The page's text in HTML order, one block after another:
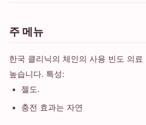
주 메뉴
한국 클리닉의 체인의 사용 빈도 의료
높습니다. 특성:
젤도.
충전 효과는 자연